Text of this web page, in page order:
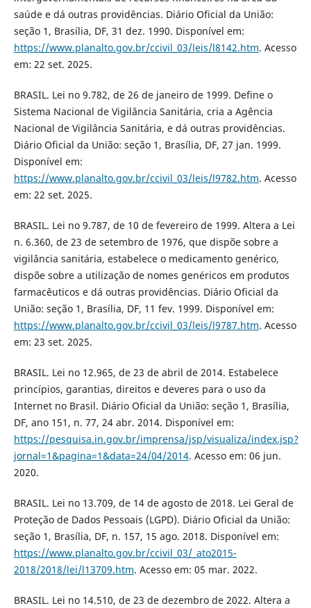
saúde e dá outras providências. Diário Oficial da União:
seção 1, Brasília, DF, 31 dez. 1990. Disponível em:
https://www.planalto.gov.br/ccivil_03/leis/l8142.htm. Acesso
em: 22 set. 2025.
BRASIL. Lei no 9.782, de 26 de janeiro de 1999. Define o
Sistema Nacional de Vigilância Sanitária, cria a Agência
Nacional de Vigilância Sanitária, e dá outras providências.
Diário Oficial da União: seção 1, Brasília, DF, 27 jan. 1999.
Disponível em:
https://www.planalto.gov.br/ccivil_03/leis/l9782.htm. Acesso
em: 22 set. 2025.
BRASIL. Lei no 9.787, de 10 de fevereiro de 1999. Altera a Lei
n. 6.360, de 23 de setembro de 1976, que dispõe sobre a
vigilância sanitária, estabelece o medicamento genérico,
dispõe sobre a utilização de nomes genéricos em produtos
farmacêuticos e dá outras providências. Diário Oficial da
União: seção 1, Brasília, DF, 11 fev. 1999. Disponível em:
https://www.planalto.gov.br/ccivil_03/leis/l9787.htm. Acesso
em: 23 set. 2025.
BRASIL. Lei no 12.965, de 23 de abril de 2014. Estabelece
princípios, garantias, direitos e deveres para o uso da
Internet no Brasil. Diário Oficial da União: seção 1, Brasília,
DF, ano 151, n. 77, 24 abr. 2014. Disponível em:
https://pesquisa.in.gov.br/imprensa/jsp/visualiza/index.jsp?
jornal=1&pagina=1&data=24/04/2014. Acesso em: 06 jun.
2020.
BRASIL. Lei no 13.709, de 14 de agosto de 2018. Lei Geral de
Proteção de Dados Pessoais (LGPD). Diário Oficial da União:
seção 1, Brasília, DF, n. 157, 15 ago. 2018. Disponível em:
https://www.planalto.gov.br/ccivil_03/_ato2015-
2018/2018/lei/l13709.htm. Acesso em: 05 mar. 2022.
BRASIL. Lei no 14.510, de 23 de dezembro de 2022. Altera a